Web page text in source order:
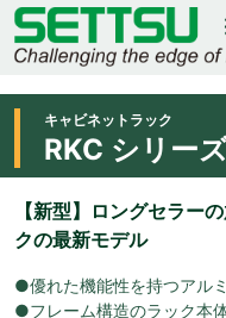
キャビネットラック
RKC シリー
【新型】ロングセラー
クの最新モデル
●優れた機能性を持つアル
●フレーム構造のラック本